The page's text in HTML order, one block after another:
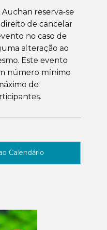
Auchan reserva-se
de cancelar
no caso de
alteração ao
Este evento
número mínimo
de
Calendário